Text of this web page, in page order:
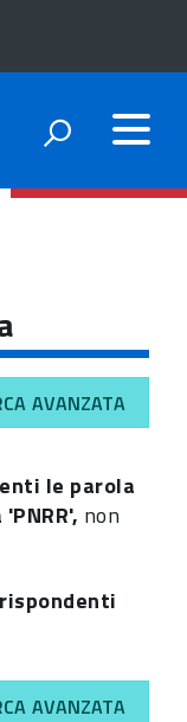
AVANZATA
le parola
non
AVANZATA